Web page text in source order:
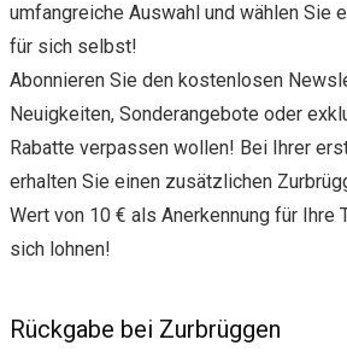
umfangreiche Auswahl und wählen Sie
für sich selbst!
Abonnieren Sie den kostenlosen
Neuigkeiten, Sonderangebote oder
Rabatte verpassen wollen! Bei Ihrer
erhalten Sie einen zusätzlichen
Wert von 10 € als Anerkennung für Ihre
sich lohnen!
Rückgabe bei Zurbrüggen